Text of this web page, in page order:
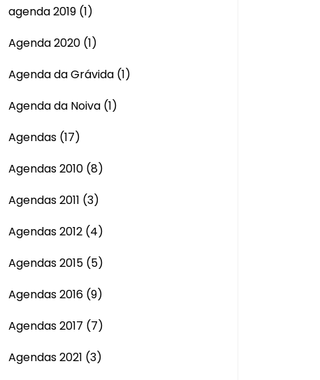
agenda 2019 (1)
Agenda 2020 (1)
Agenda da Grávida (1)
Agenda da Noiva (1)
Agendas (17)
Agendas 2010 (8)
Agendas 2011 (3)
Agendas 2012 (4)
Agendas 2015 (5)
Agendas 2016 (9)
Agendas 2017 (7)
Agendas 2021 (3)